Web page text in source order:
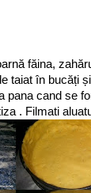
făina,
taiat în bucăți
pana cand se
. Filmati